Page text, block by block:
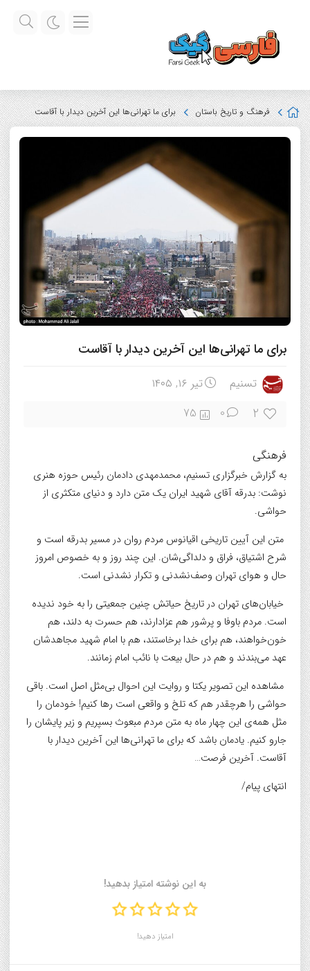
فرهنگ و تاریخ باستان برای ما تهرانی‌ها این آخرین دیدار با آقاست
برای ما تهرانی‌ها این آخرین دیدار با آقاست
تسنیم تیر ۱۶, ۱۴۰۵
2
0
75
فرهنگی
به گزارش خبرگزاری تسنیم، محمدمهدی دادمان رئیس حوزه هنری
نوشت: بدرقه‌ آقای شهید ایران یک متن دارد و دنیای متکثری از
حواشی.
متن این آیین تاریخی اقیانوس مردم روان در مسیر بدرقه است و
شرح اشتیاق، فراق و دلداگی‌شان. این چند روز و به خصوص امروز
حال و هوای تهران وصف‌نشدنی و تکرار نشدنی است.
خیابان‌های تهران در تاریخ حیاتش چنین جمعیتی را به خود ندیده
است. مردم باوفا و پرشور هم عزادارند، هم حسرت به دلند، هم
خون‌خواهند، هم برای خدا برخاستند، هم با امام شهید مجاهدشان
عهد می‌بندند و هم در حال بیعت با نائب امام زمانند.
مشاهده این تصویر یکتا و روایت این احوال بی‌مثل اصل است. باقی
حواشی را هرچقدر هم که تلخ و واقعی است رها کنیم! خودمان را
مثل همه‌ی این چهار ماه به متن مردم مبعوث بسپریم و زیر پایشان را
جارو کنیم. یادمان باشد که برای ما تهرانی‌ها این آخرین دیدار با
آقاست. آخرین فرصت…
انتهای پیام/
به این نوشته امتیاز بدهید!
امتیاز دهید!